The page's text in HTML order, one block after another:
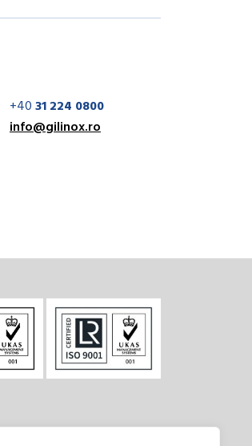
+4031 224 0800
info@gilinox.ro